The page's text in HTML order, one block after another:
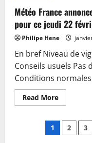
de
Pinon
:
le
détruit
2026
Météo France
pour ce jeudi 22
Philipe Hene
En bref Niveau de
Conseils usuels Pas
Conditions
Read MoreRead
more
France
annonce
une
1 2 3